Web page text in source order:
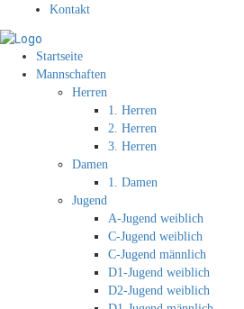
Kontakt
Startseite
Mannschaften
Herren
1. Herren
2. Herren
3. Herren
Damen
1. Damen
Jugend
A-Jugend weiblich
C-Jugend weiblich
C-Jugend männlich
D1-Jugend weiblich
D2-Jugend weiblich